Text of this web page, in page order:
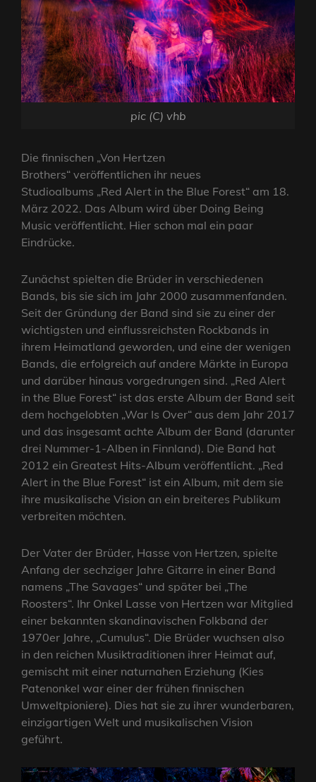
pic (C) vhb
Die finnischen „Von Hertzen
Brothers“ veröffentlichen ihr neues
Studioalbums „Red Alert in the Blue Forest“ am 18.
März 2022. Das Album wird über Doing Being
Music veröffentlicht. Hier schon mal ein paar
Eindrücke.
Zunächst spielten die Brüder in verschiedenen
Bands, bis sie sich im Jahr 2000 zusammenfanden.
Seit der Gründung der Band sind sie zu einer der
wichtigsten und einflussreichsten Rockbands in
ihrem Heimatland geworden, und eine der wenigen
Bands, die erfolgreich auf andere Märkte in Europa
und darüber hinaus vorgedrungen sind. „Red Alert
in the Blue Forest“ ist das erste Album der Band seit
dem hochgelobten „War Is Over“ aus dem Jahr 2017
und das insgesamt achte Album der Band (darunter
drei Nummer-1-Alben in Finnland). Die Band hat
2012 ein Greatest Hits-Album veröffentlicht. „Red
Alert in the Blue Forest“ ist ein Album, mit dem sie
ihre musikalische Vision an ein breiteres Publikum
verbreiten möchten.
Der Vater der Brüder, Hasse von Hertzen, spielte
Anfang der sechziger Jahre Gitarre in einer Band
namens „The Savages“ und später bei „The
Roosters“. Ihr Onkel Lasse von Hertzen war Mitglied
einer bekannten skandinavischen Folkband der
1970er Jahre, „Cumulus“. Die Brüder wuchsen also
in den reichen Musiktraditionen ihrer Heimat auf,
gemischt mit einer naturnahen Erziehung (Kies
Patenonkel war einer der frühen finnischen
Umweltpioniere). Dies hat sie zu ihrer wunderbaren,
einzigartigen Welt und musikalischen Vision
geführt.